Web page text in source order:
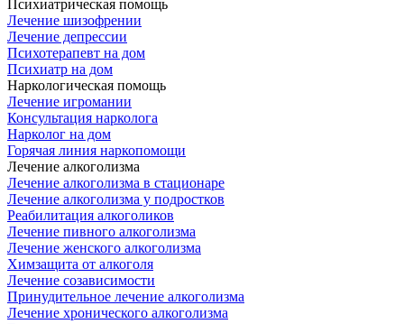
Психиатрическая помощь
Лечение шизофрении
Лечение депрессии
Психотерапевт на дом
Психиатр на дом
Наркологическая помощь
Лечение игромании
Консультация нарколога
Нарколог на дом
Горячая линия наркопомощи
Лечение алкоголизма
Лечение алкоголизма в стационаре
Лечение алкоголизма у подростков
Реабилитация алкоголиков
Лечение пивного алкоголизма
Лечение женского алкоголизма
Химзащита от алкоголя
Лечение созависимости
Принудительное лечение алкоголизма
Лечение хронического алкоголизма